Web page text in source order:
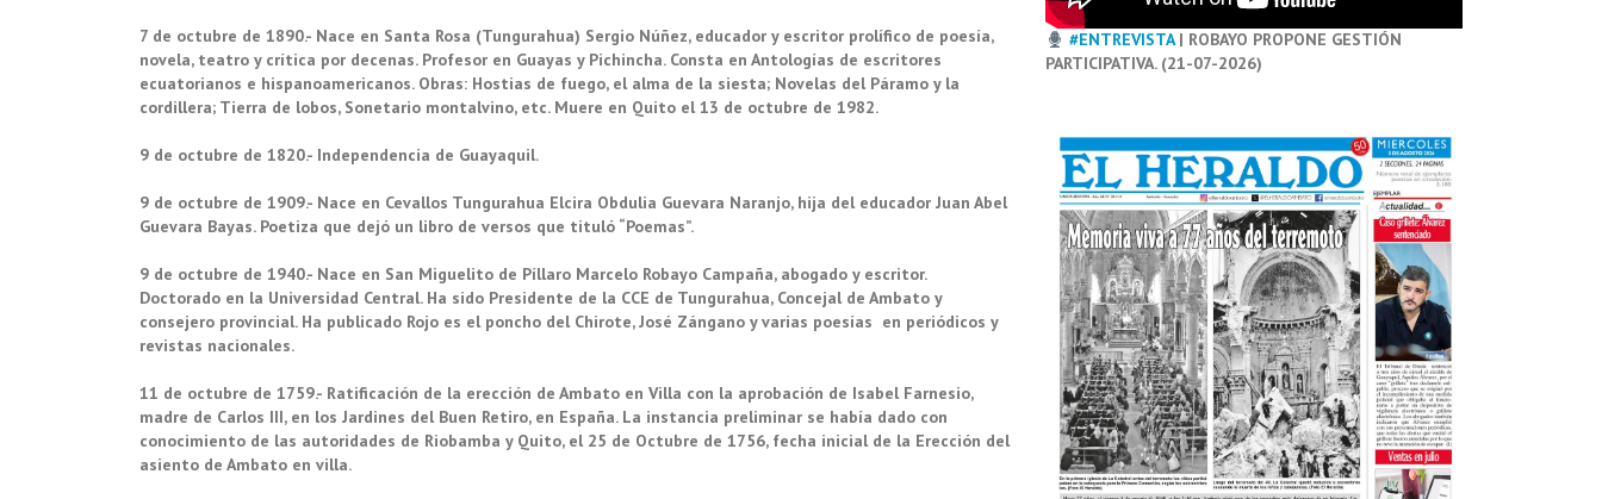
7 de octubre de 1890.- Nace en Santa Rosa (Tungurahua) Sergio Núñez, educador y escritor prolífico de poesía,
novela, teatro y crítica por decenas. Profesor en Guayas y Pichincha. Consta en Antologías de escritores
ecuatorianos e hispanoamericanos. Obras: Hostias de fuego, el alma de la siesta; Novelas del Páramo y la
cordillera; Tierra de lobos, Sonetario montalvino, etc. Muere en Quito el 13 de octubre de 1982.
9 de octubre de 1820.- Independencia de Guayaquil.
9 de octubre de 1909.- Nace en Cevallos Tungurahua Elcira Obdulia Guevara Naranjo, hija del educador Juan Abel
Guevara Bayas. Poetiza que dejó un libro de versos que tituló “Poemas”.
9 de octubre de 1940.- Nace en San Miguelito de Píllaro Marcelo Robayo Campaña, abogado y escritor.
Doctorado en la Universidad Central. Ha sido Presidente de la CCE de Tungurahua, Concejal de Ambato y
consejero provincial. Ha publicado Rojo es el poncho del Chirote, José Zángano y varias poesías en periódicos y
revistas nacionales.
11 de octubre de 1759.- Ratificación de la erección de Ambato en Villa con la aprobación de Isabel Farnesio,
madre de Carlos III, en los Jardines del Buen Retiro, en España. La instancia preliminar se había dado con
conocimiento de las autoridades de Riobamba y Quito, el 25 de Octubre de 1756, fecha inicial de la Erección del
asiento de Ambato en villa.
#ENTREVISTA| ROBAYO PROPONE GESTIÓN
PARTICIPATIVA. (21-07-2026)